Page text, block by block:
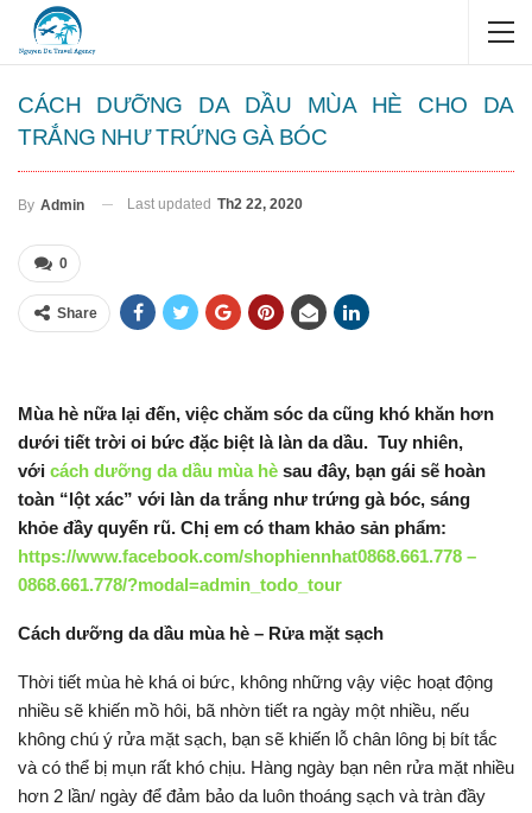
CÁCH DƯỠNG DA DẦU MÙA HÈ CHO DA
TRẮNG NHƯ TRỨNG GÀ BÓC
By Admin Last updated Th2 22, 2020
0
Share
Mùa hè nữa lại đến, việc chăm sóc da cũng khó khăn hơn
dưới tiết trời oi bức đặc biệt là làn da dầu. Tuy nhiên,
với cách dưỡng da dầu mùa hè sau đây, bạn gái sẽ hoàn
toàn “lột xác” với làn da trắng như trứng gà bóc, sáng
khỏe đầy quyến rũ. Chị em có tham khảo sản phẩm:
https://www.facebook.com/shophiennhat0868.661.778 –
0868.661.778/?modal=admin_todo_tour
Cách dưỡng da dầu mùa hè – Rửa mặt sạch
Thời tiết mùa hè khá oi bức, không những vậy việc hoạt động
nhiều sẽ khiến mồ hôi, bã nhờn tiết ra ngày một nhiều, nếu
không chú ý rửa mặt sạch, bạn sẽ khiến lỗ chân lông bị bít tắc
và có thể bị mụn rất khó chịu. Hàng ngày bạn nên rửa mặt nhiều
hơn 2 lần/ ngày để đảm bảo da luôn thoáng sạch và tràn đầy